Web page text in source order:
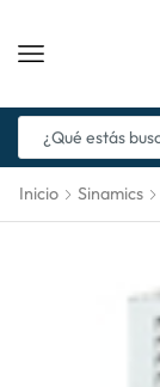
Inicio Sinamics